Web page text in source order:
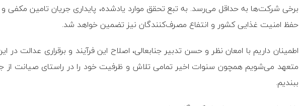
برخی شرکت‌ها به حداقل می‌رسد. به تبع تحقق موارد یادشده، پایداری جریان تامین مکفی و
حفظ امنیت غذایی کشور و انتفاع مصرف‌کنندگان نیز تضمین خواهد شد.
اطمینان داریم با امعان نظر و حسن تدبیر جنابعالی، اصلاح این فرآیند و برقراری عدالت
متعهد می‌شویم همچون سنوات اخیر تمامی تلاش و ظرفیت خود را در راستای صیانت از
ببندیم.